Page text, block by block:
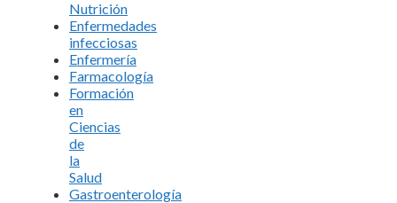
Nutrición
Enfermedades
infecciosas
Enfermería
Farmacología
Formación
en
Ciencias
de
la
Salud
Gastroenterología